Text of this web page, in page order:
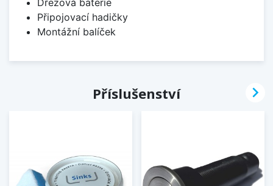
Připojovací hadičky
Montážní balíček
Příslušenství 